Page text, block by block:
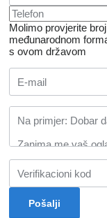
Molimo provjerite
međunarodnom
s ovom državom